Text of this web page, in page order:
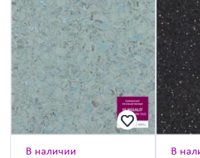
В наличии
В